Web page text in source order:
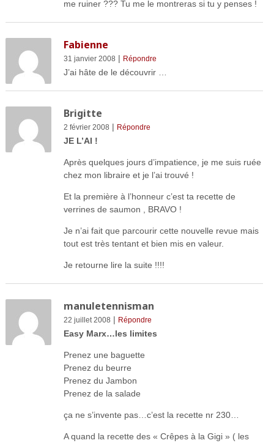
me ruiner ??? Tu me le montreras si tu y penses !
Fabienne
31 janvier 2008 | Répondre
J’ai hâte de le découvrir …
Brigitte
2 février 2008 | Répondre
JE L’AI !
Après quelques jours d’impatience, je me suis ruée
chez mon libraire et je l’ai trouvé !
Et la première à l’honneur c’est ta recette de
verrines de saumon , BRAVO !
Je n’ai fait que parcourir cette nouvelle revue mais
tout est très tentant et bien mis en valeur.
Je retourne lire la suite !!!!
manuletennisman
22 juillet 2008 | Répondre
Easy Marx…les limites
Prenez une baguette
Prenez du beurre
Prenez du Jambon
Prenez de la salade
ça ne s’invente pas…c’est la recette nr 230…
A quand la recette des « Crêpes à la Gigi » ( les